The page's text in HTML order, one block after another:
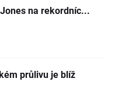
na rekordníc...
průlivu je blíž